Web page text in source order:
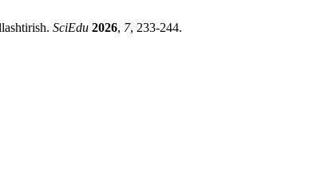
SciEdu 2026, 7, 233-244.